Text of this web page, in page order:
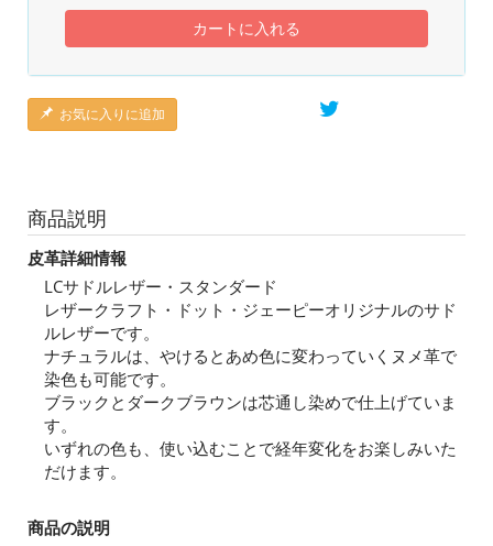
カートに入れる
お気に入りに追加
商品説明
皮革詳細情報
LCサドルレザー・スタンダード
レザークラフト・ドット・ジェーピーオリジナルのサド
ルレザーです。
ナチュラルは、やけるとあめ色に変わっていくヌメ革で
染色も可能です。
ブラックとダークブラウンは芯通し染めで仕上げていま
す。
いずれの色も、使い込むことで経年変化をお楽しみいた
だけます。
商品の説明